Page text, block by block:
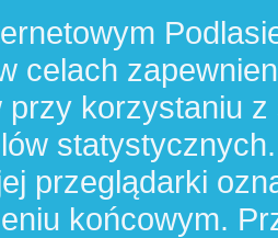
celach
przy korzystaniu
przeglądarki
końcowym.